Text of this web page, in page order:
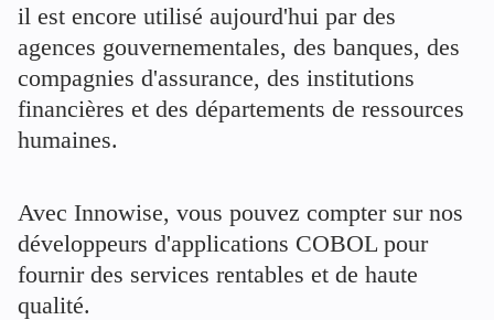
il est encore utilisé aujourd'hui par des
agences gouvernementales, des banques, des
compagnies d'assurance, des institutions
financières et des départements de ressources
humaines.
Avec Innowise, vous pouvez compter sur nos
développeurs d'applications COBOL pour
fournir des services rentables et de haute
qualité.